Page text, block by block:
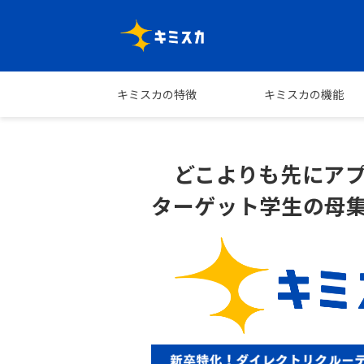
キミスカの特徴 キミスカの機能
どこよりも先にア
ターゲット学生の母